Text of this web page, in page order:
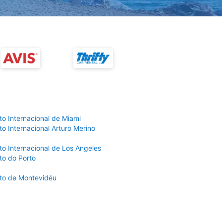
Internacional de Miami
Internacional Arturo Merino
Internacional de Los Angeles
do Porto
de Montevidéu